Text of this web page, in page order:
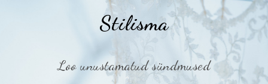
Stilisma
Loo unustamatud sündmused